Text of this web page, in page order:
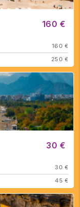
160 €
160 €
250 €
30 €
30 €
45 €